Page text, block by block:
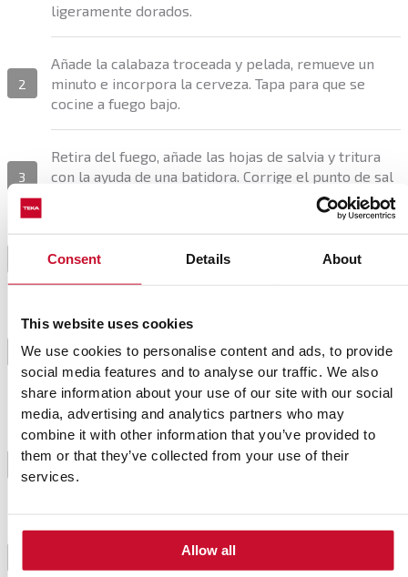
Consent Details About
This website uses cookies
We use cookies to personalise content and ads, to provide
social media features and to analyse our traffic. We also
share information about your use of our site with our social
media, advertising and analytics partners who may
combine it with other information that you’ve provided to
them or that they’ve collected from your use of their
services.
Allow all
ligeramente dorados.
2
Añade la calabaza troceada y pelada, remueve un
minuto e incorpora la cerveza. Tapa para que se
cocine a fuego bajo.
3
Retira del fuego, añade las hojas de salvia y tritura
con la ayuda de una batidora. Corrige el punto de sal
reservando un poco del agua de la cocción.
5
Pon la salsa en una sartén. Añade un poco del agua
añade la pasta. Mezcla bien hasta que esté todo bien
incorporado.
6
Para preparar las nueces, colócalas en una sartén
caliente y remueve para que no se quemen. Añade el
agave y el chile. Cocina unos minutos y ponlas sobre
Sirve la pasta con las pecanas, pimienta negra recién
molida y si quieres, unas hojas de salvia frita.